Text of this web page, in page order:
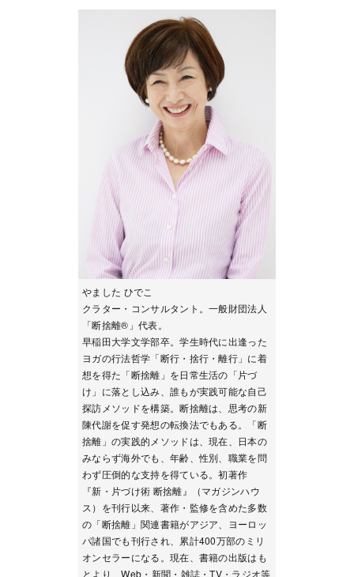
やました ひでこ
クラター・コンサルタント。一般財団法人
「断捨離®」代表。
早稲田大学文学部卒。学生時代に出逢った
ヨガの行法哲学「断行・捨行・離行」に着
想を得た「断捨離」を日常生活の「片づ
け」に落とし込み、誰もが実践可能な自己
探訪メソッドを構築。断捨離は、思考の新
陳代謝を促す発想の転換法でもある。「断
捨離」の実践的メソッドは、現在、日本の
みならず海外でも、年齢、性別、職業を問
わず圧倒的な支持を得ている。初著作
『新・片づけ術 断捨離』（マガジンハウ
ス）を刊行以来、著作・監修を含めた多数
の「断捨離」関連書籍がアジア、ヨーロッ
パ諸国でも刊行され、累計400万部のミリ
オンセラーになる。現在、書籍の出版はも
とより、Web・新聞・雑誌・TV・ラジオ等